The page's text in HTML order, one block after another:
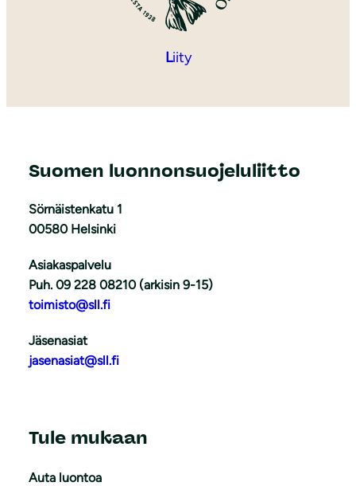
Liity
Suomen luonnonsuojeluliitto
Sörnäistenkatu 1
00580 Helsinki
Asiakaspalvelu
Puh. 09 228 08210 (arkisin 9-15)
toimisto@sll.fi
Jäsenasiat
jasenasiat@sll.fi
Tule mukaan
Auta luontoa